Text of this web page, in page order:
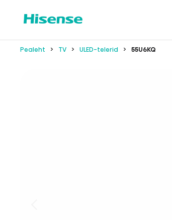
Pealeht TV ULED-telerid 55U6KQ